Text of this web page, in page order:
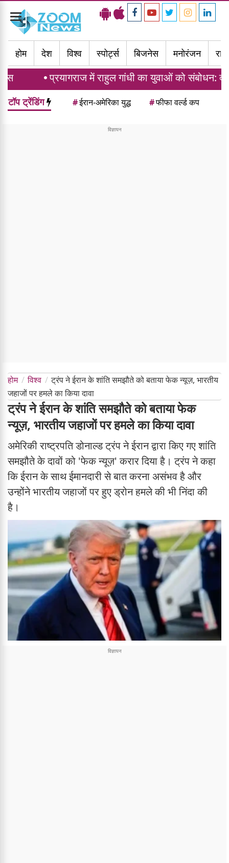
Toggle
navigation
होम
देश विश्व स्पोर्ट्स बिजनेस मनोरंजन
में राहुल गांधी का युवाओं को संबोधन: दर्द, डाटा और
टॉप ट्रेंडिंग #ईरान-अमेरिका युद्ध #फीफा वर्ल्ड कप
होम विश्व
ट्रंप ने ईरान के शांति समझौते को बताया फेक न्यूज़, भारतीय
जहाजों पर हमले का किया दावा
ट्रंप ने ईरान के शांति समझौते को बताया फेक
न्यूज़, भारतीय जहाजों पर हमले का किया दावा
अमेरिकी राष्ट्रपति डोनाल्ड ट्रंप ने ईरान द्वारा किए गए शांति
समझौते के दावों को 'फेक न्यूज़' करार दिया है। ट्रंप ने कहा
कि ईरान के साथ ईमानदारी से बात करना असंभव है और
उन्होंने भारतीय जहाजों पर हुए ड्रोन हमले की भी निंदा की
है।